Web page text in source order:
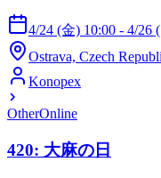
4/24 (金) 10:00 - 4/26
Ostrava, Czech
Konopex
OtherOnline
420: 大麻の日